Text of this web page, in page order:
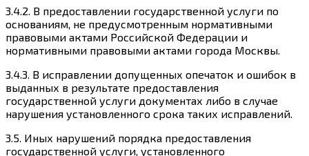
3.4.2. В предоставлении государственной услуги по
основаниям, не предусмотренным нормативными
правовыми актами Российской Федерации и
нормативными правовыми актами города Москвы.
3.4.3. В исправлении допущенных опечаток и ошибок в
выданных в результате предоставления
государственной услуги документах либо в случае
нарушения установленного срока таких исправлений.
3.5. Иных нарушений порядка предоставления
государственной услуги, установленного